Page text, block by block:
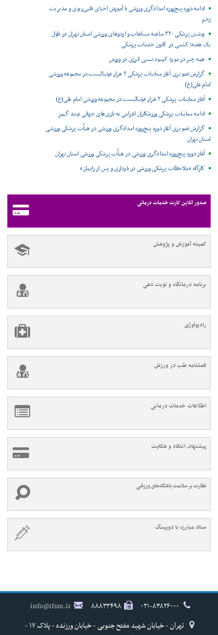
ادامه دوره پنج‌روزه امدادگری ورزشی با آموزش احیای قلبی‌ریوی و مدیریت
زخم
پوشش پزشکی ۳۲۰ ساعته مسابقات و اردوهای ورزشی استان تهران در طول
یک هفته؛ کشتی در کانون خدمات پزشکی
همه چیز در مورد کمبود نسبی انرژی در ورزش
گزارش تصویری آغاز معاینات پزشکی ۲ هزار فوتبالیست در مجموعه ورزشی
امام علی(ع)
آغاز معاینات پزشکی ۲ هزار فوتبالیست در مجموعه ورزشی امام علی(ع)
ادامه معاینات پزشکی ورزشکاران اعزامی به بازی‌های جهانی نومد گیمز
گزارش تصویری آغاز دوره پنج‌روزه امدادگری ورزشی در هیأت پزشکی ورزشی
استان تهران
آغاز دوره پنج‌روزه امدادگری ورزشی در هیأت پزشکی ورزشی استان تهران
کارگاه «ملاحظات پزشکی ورزشی در بارداری و پس از زایمان»
صدور آنلاین کارت خدمات درمانی
کمیته آموزش و پژوهش
برنامه درمانگاه و نوبت دهی
رادیولوژی
فصلنامه طب در ورزش
اطلاعات خدمات درمانی
پیشنهاد، انتقاد و شکایت
نظارت بر سلامت باشگاه‌های ورزشی
ستاد مبارزه با دوپینگ
۸۸۸۳۳۴۹۸
info@ifsm.ir
تهران - خیابان شهید مفتح جنوبی - خیابان ورزنده - پلاک ۱۷ -